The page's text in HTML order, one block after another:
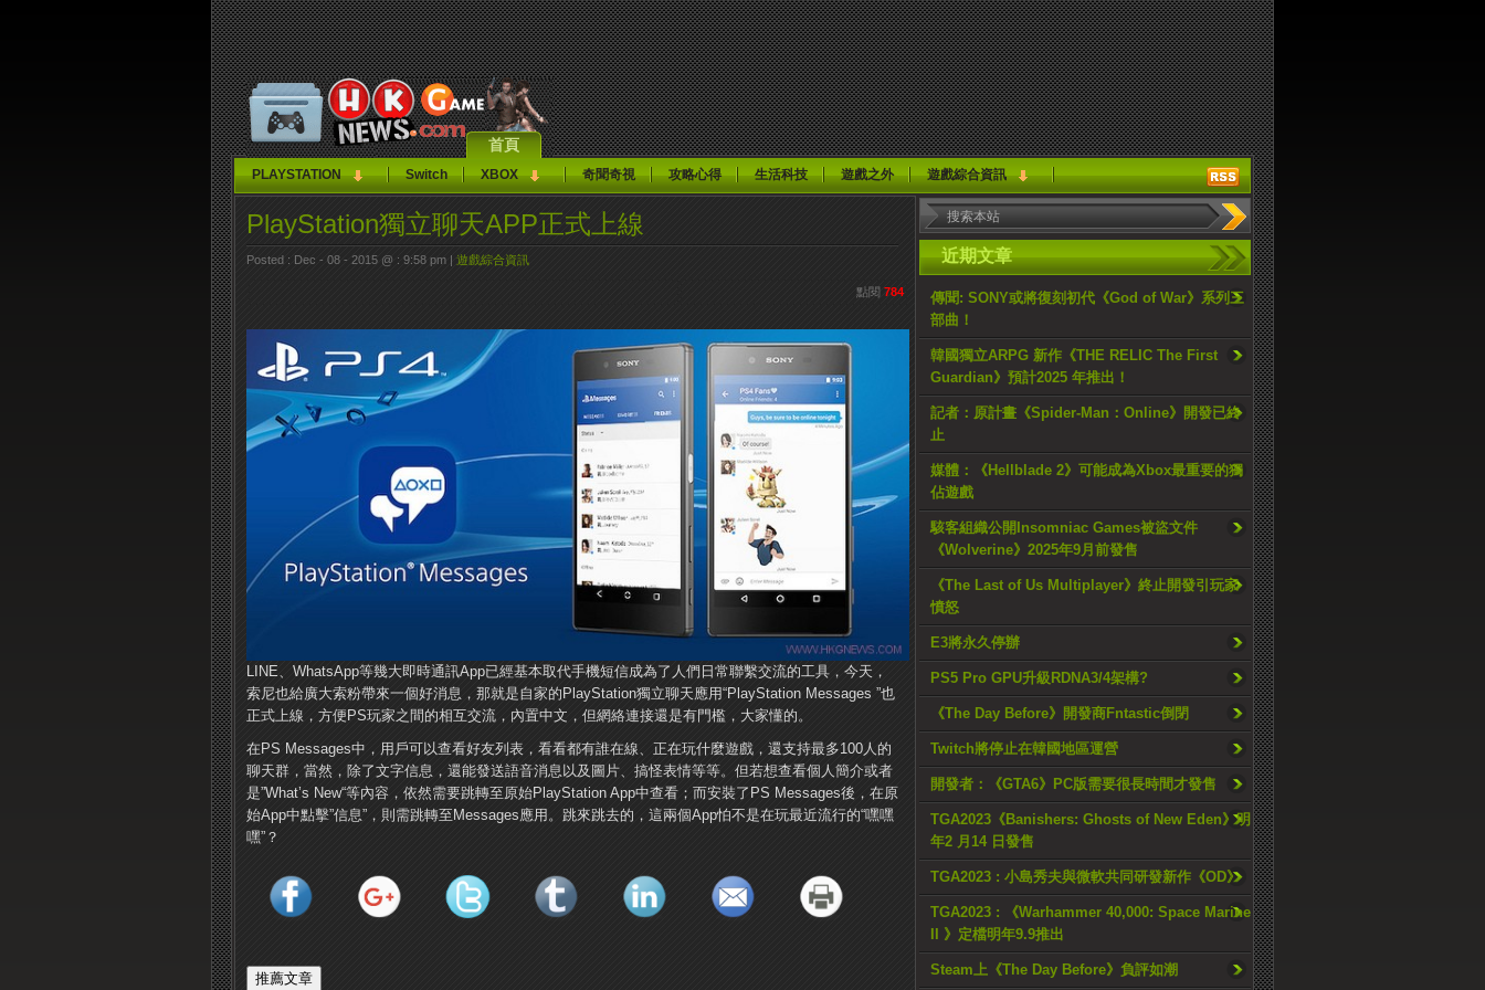
首頁
PLAYSTATION Switch XBOX 奇聞奇視 攻略心得 生活科技 遊戲之外 遊戲綜合資訊
近期文章
傳聞: SONY或將復刻初代《God of War》系列三
部曲！
韓國獨立ARPG 新作《THE RELIC The First
Guardian》預計2025 年推出！
記者：原計畫《Spider-Man：Online》開發已終
止
媒體：《Hellblade 2》可能成為Xbox最重要的獨
佔遊戲
駭客組織公開Insomniac Games被盜文件
《Wolverine》2025年9月前發售
《The Last of Us Multiplayer》終止開發引玩家
憤怒
E3將永久停辦
PS5 Pro GPU升級RDNA3/4架構?
《The Day Before》開發商Fntastic倒閉
Twitch將停止在韓國地區運營
開發者：《GTA6》PC版需要很長時間才發售
TGA2023《Banishers: Ghosts of New Eden》明
年2 月14 日發售
TGA2023 : 小島秀夫與微軟共同研發新作《OD》
TGA2023 : 《Warhammer 40,000: Space Marine
II 》定檔明年9.9推出
Steam上《The Day Before》負評如潮
PlayStation獨立聊天APP正式上線
Posted : Dec - 08 - 2015 @ : 9:58 pm | 遊戲綜合資訊
點閱 784
LINE、WhatsApp等幾大即時通訊App已經基本取代手機短信成為了人們日常聯繫交流的工具，今天，
索尼也給廣大索粉帶來一個好消息，那就是自家的PlayStation獨立聊天應用“PlayStation Messages ”也
正式上線，方便PS玩家之間的相互交流，內置中文，但網絡連接還是有門檻，大家懂的。
在PS Messages中，用戶可以查看好友列表，看看都有誰在線、正在玩什麼遊戲，還支持最多100人的
聊天群，當然，除了文字信息，還能發送語音消息以及圖片、搞怪表情等等。但若想查看個人簡介或者
是”What’s New“等內容，依然需要跳轉至原始PlayStation App中查看；而安裝了PS Messages後，在原
始App中點擊”信息”，則需跳轉至Messages應用。跳來跳去的，這兩個App怕不是在玩最近流行的“嘿嘿
嘿”？